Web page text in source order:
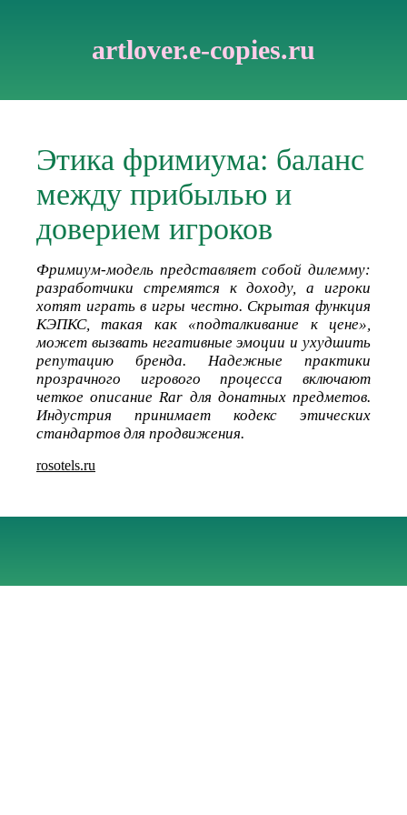
artlover.e-copies.ru
Этика фримиума: баланс
между прибылью и
доверием игроков
Фримиум-модель представляет собой дилемму:
разработчики стремятся к доходу, а игроки
хотят играть в игры честно. Скрытая функция
КЭПКС, такая как «подталкивание к цене»,
может вызвать негативные эмоции и ухудшить
репутацию бренда. Надежные практики
прозрачного игрового процесса включают
четкое описание Rar для донатных предметов.
Индустрия принимает кодекс этических
стандартов для продвижения.
rosotels.ru